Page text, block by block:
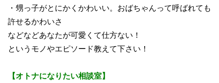
・甥っ子がとにかくかわいい。おばちゃんって呼ばれても
許せるかわいさ
などなどあなたが可愛くて仕方ない！
というモノやエピソード教えて下さい！
【オトナになりたい相談室】